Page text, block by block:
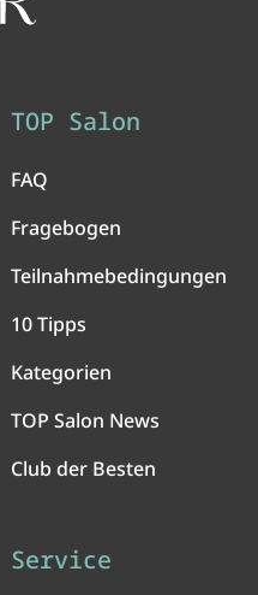
TOP Salon
FAQ
Fragebogen
Teilnahmebedingungen
10 Tipps
Kategorien
TOP Salon News
Club der Besten
Service